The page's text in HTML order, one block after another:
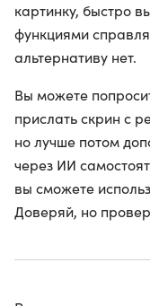
картинку, быстро
функциями
альтернативу нет.
Вы можете
прислать скрин с
но лучше потом
через ИИ
вы сможете
Доверяй, но